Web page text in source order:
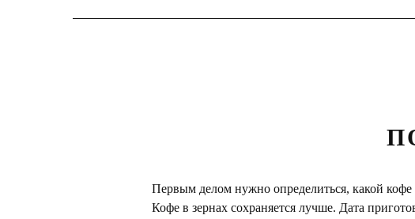
Первым делом нужно определиться, какой кофе
Кофе в зернах сохраняется лучше. Дата